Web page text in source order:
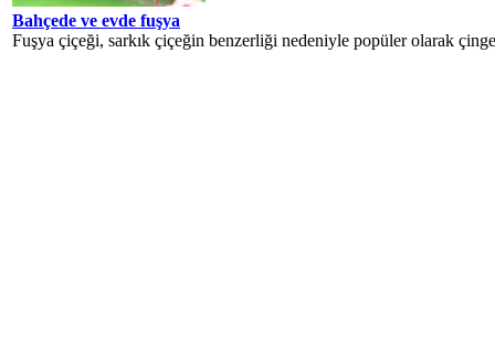
Bahçede ve evde fuşya
Fuşya çiçeği, sarkık çiçeğin benzerliği nedeniyle popüler olarak